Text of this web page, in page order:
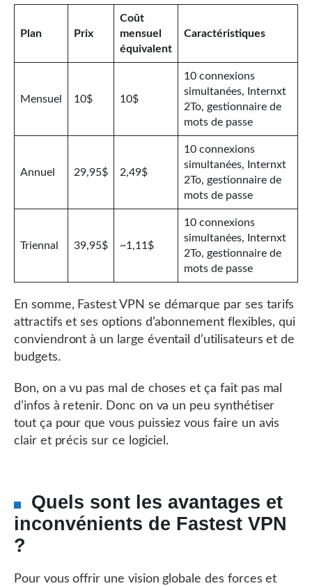
Plan Prix
Coût
mensuel
équivalent
Caractéristiques
Mensuel 10$ 10$
10 connexions
simultanées, Internxt
2To, gestionnaire de
mots de passe
Annuel 29,95$ 2,49$
10 connexions
simultanées, Internxt
2To, gestionnaire de
mots de passe
Triennal 39,95$ ~1,11$
10 connexions
simultanées, Internxt
2To, gestionnaire de
mots de passe
En somme, Fastest VPN se démarque par ses tarifs
attractifs et ses options d’abonnement flexibles, qui
conviendront à un large éventail d’utilisateurs et de
budgets.
Bon, on a vu pas mal de choses et ça fait pas mal
d’infos à retenir. Donc on va un peu synthétiser
tout ça pour que vous puissiez vous faire un avis
clair et précis sur ce logiciel.
Quels sont les avantages et
inconvénients de Fastest VPN
?
Pour vous offrir une vision globale des forces et